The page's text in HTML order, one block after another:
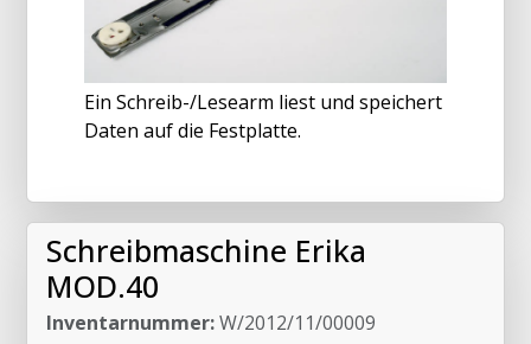
Ein Schreib-/Lesearm liest und speichert
Daten auf die Festplatte.
Schreibmaschine Erika
MOD.40
Inventarnummer:W/2012/11/00009